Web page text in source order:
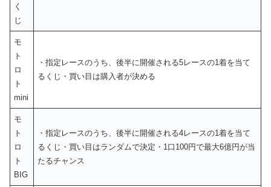
く
じ
モ
ト
ロ
ト
mini
・指定レースのうち、後半に開催される5レースの1着を当て
るくじ・買い目は購入者が決める
モ
ト
ロ
ト
BIG
・指定レースのうち、後半に開催される4レースの1着を当て
るくじ・買い目はランダムで決定・1口100円で最大6億円が当
たるチャンス